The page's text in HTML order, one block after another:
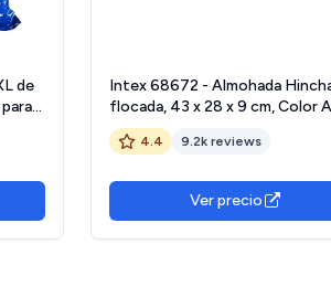
de
para
Intex 68672 - Almohada
flocada, 43 x 28 x 9 cm, Color
4.4 9.2k reviews
Ver precio